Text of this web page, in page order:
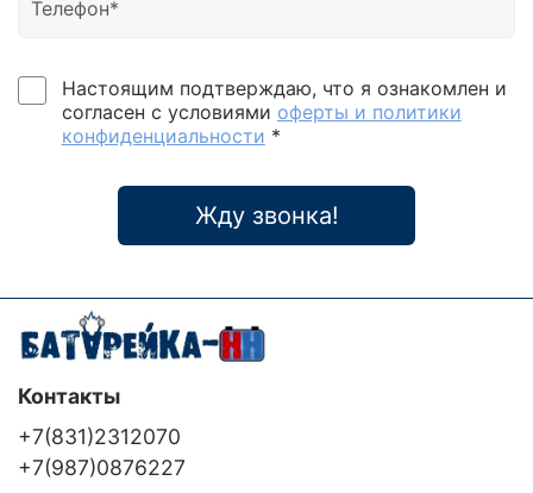
Настоящим подтверждаю, что я ознакомлен и
согласен с условиями оферты и политики
конфиденциальности *
Жду звонка!
Контакты
+7(831)2312070
+7(987)0876227